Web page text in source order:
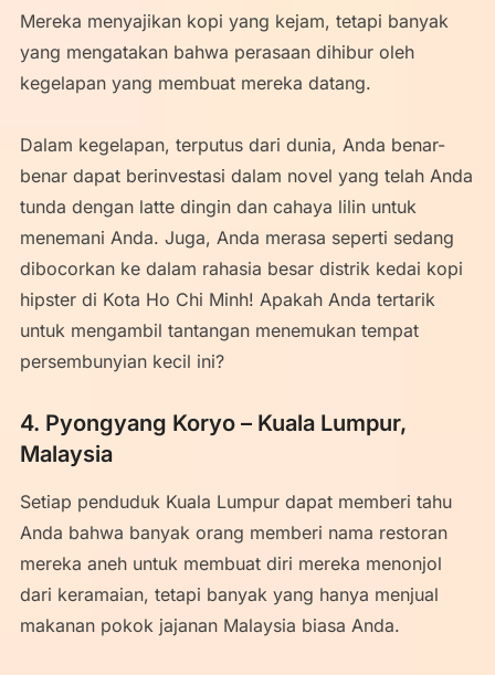
Mereka menyajikan kopi yang kejam, tetapi banyak
yang mengatakan bahwa perasaan dihibur oleh
kegelapan yang membuat mereka datang.
Dalam kegelapan, terputus dari dunia, Anda benar-
benar dapat berinvestasi dalam novel yang telah Anda
tunda dengan latte dingin dan cahaya lilin untuk
menemani Anda. Juga, Anda merasa seperti sedang
dibocorkan ke dalam rahasia besar distrik kedai kopi
hipster di Kota Ho Chi Minh! Apakah Anda tertarik
untuk mengambil tantangan menemukan tempat
persembunyian kecil ini?
4. Pyongyang Koryo – Kuala Lumpur,
Malaysia
Setiap penduduk Kuala Lumpur dapat memberi tahu
Anda bahwa banyak orang memberi nama restoran
mereka aneh untuk membuat diri mereka menonjol
dari keramaian, tetapi banyak yang hanya menjual
makanan pokok jajanan Malaysia biasa Anda.